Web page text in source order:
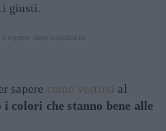
giusti.
sapere come vestirsi al
i colori che stanno bene alle